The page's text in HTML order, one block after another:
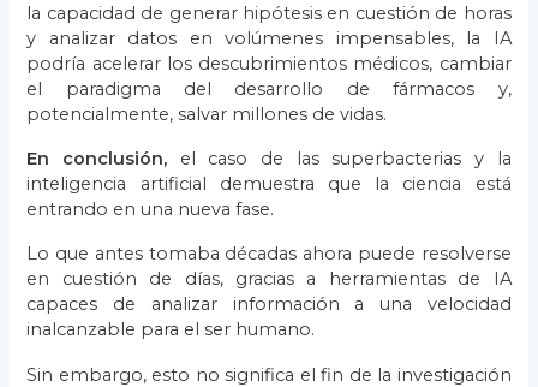
la capacidad de generar hipótesis en cuestión de horas
y analizar datos en volúmenes impensables, la IA
podría acelerar los descubrimientos médicos, cambiar
el paradigma del desarrollo de fármacos y,
potencialmente, salvar millones de vidas.
En conclusión, el caso de las superbacterias y la
inteligencia artificial demuestra que la ciencia está
entrando en una nueva fase.
Lo que antes tomaba décadas ahora puede resolverse
en cuestión de días, gracias a herramientas de IA
capaces de analizar información a una velocidad
inalcanzable para el ser humano.
Sin embargo, esto no significa el fin de la investigación